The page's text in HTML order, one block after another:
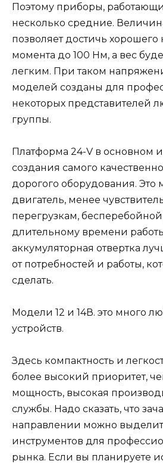
Поэтому приборы,
несколько средние.
позволяет достичь хорошего
момента до 100 Нм, а вес
легким. При таком
моделей созданы для
некоторых представителей
группы.
Платформа 24-V в основном
создания самого
дорогого оборудования.
двигатель, менее
перегрузкам,
длительному времени
аккумуляторная отвертка
от потребностей и работы,
сделать.
Модели 12 и 14В. это много
устройств.
Здесь компактность и
более высокий приоритет,
мощность, высокая
службы. Надо сказать, что
направлении можно
инструментов для
рынка. Если вы планируете